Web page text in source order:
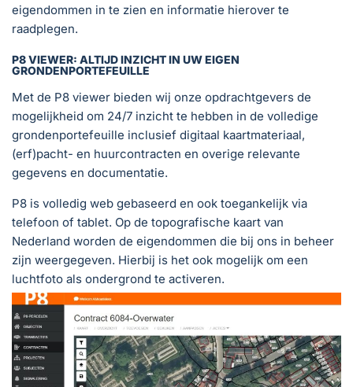
eigendommen in te zien en informatie hierover te
raadplegen.
P8 VIEWER: ALTIJD INZICHT IN UW EIGEN
GRONDENPORTEFEUILLE
Met de P8 viewer bieden wij onze opdrachtgevers de
mogelijkheid om 24/7 inzicht te hebben in de volledige
grondenportefeuille inclusief digitaal kaartmateriaal,
(erf)pacht- en huurcontracten en overige relevante
gegevens en documentatie.
P8 is volledig web gebaseerd en ook toegankelijk via
telefoon of tablet. Op de topografische kaart van
Nederland worden de eigendommen die bij ons in beheer
zijn weergegeven. Hierbij is het ook mogelijk om een
luchtfoto als ondergrond te activeren.